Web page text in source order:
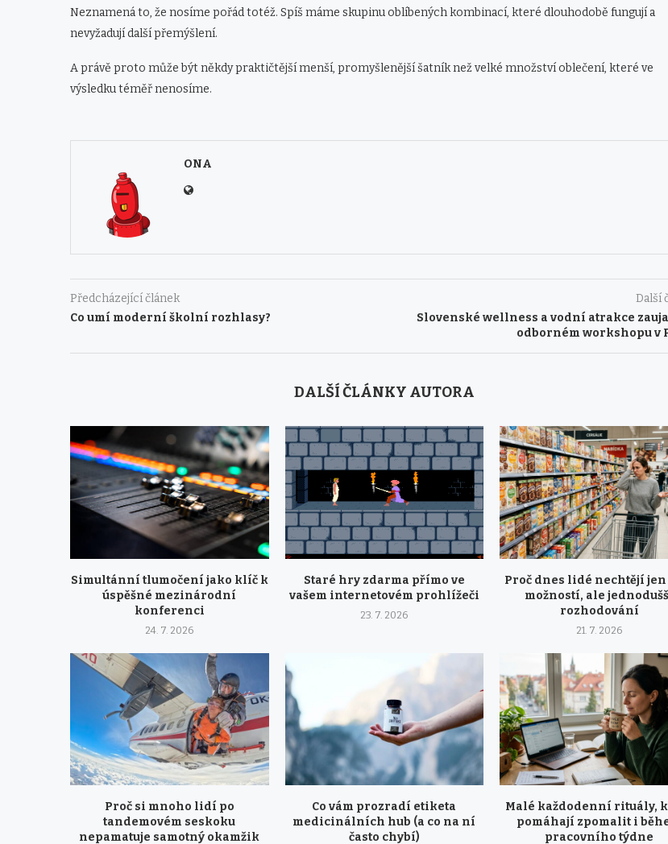
Neznamená to, že nosíme pořád totéž. Spíš máme skupinu oblíbených kombinací, které dlouhodobě fungují a
nevyžadují další přemýšlení.
A právě proto může být někdy praktičtější menší, promyšlenější šatník než velké množství oblečení, které ve
výsledku téměř nenosíme.
ONA
Předcházející článek
Co umí moderní školní rozhlasy?
Další
Slovenské wellness a vodní atrakce
odborném workshopu v
DALŠÍ ČLÁNKY AUTORA
Simultánní tlumočení jako klíč k
úspěšné mezinárodní
konferenci
24. 7. 2026
Staré hry zdarma přímo ve
vašem internetovém prohlížeči
23. 7. 2026
Proč dnes lidé nechtějí jen
možností, ale
rozhodování
21. 7. 2026
Proč si mnoho lidí po
tandemovém seskoku
nepamatuje samotný okamžik
Co vám prozradí etiketa
medicinálních hub (a co na ní
často chybí)
Malé každodenní rituály,
pomáhají zpomalit i
pracovního týdne